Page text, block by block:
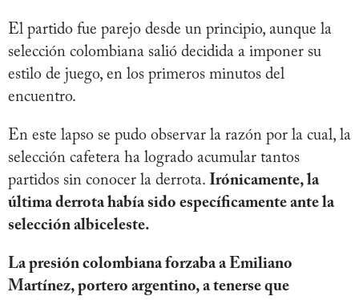
El partido fue parejo desde un principio, aunque la
selección colombiana salió decidida a imponer su
estilo de juego, en los primeros minutos del
encuentro.
En este lapso se pudo observar la razón por la cual, la
selección cafetera ha logrado acumular tantos
partidos sin conocer la derrota. Irónicamente, la
última derrota había sido específicamente ante la
selección albiceleste.
La presión colombiana forzaba a Emiliano
Martínez, portero argentino, a tenerse que